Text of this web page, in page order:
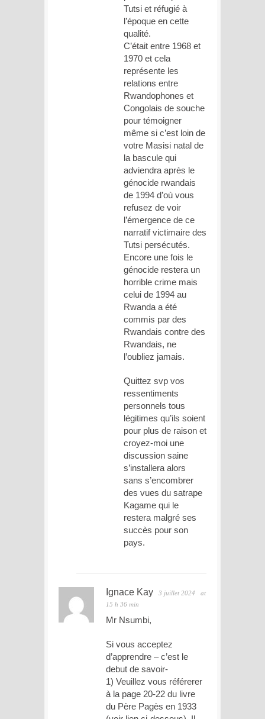
Tutsi et réfugié à
l’époque en cette
qualité.
C’était entre 1968 et
1970 et cela
représente les
relations entre
Rwandophones et
Congolais de souche
pour témoigner
même si c’est loin de
votre Masisi natal de
la bascule qui
adviendra après le
génocide rwandais
de 1994 d’où vous
refusez de voir
l’émergence de ce
narratif victimaire des
Tutsi persécutés.
Encore une fois le
génocide restera un
horrible crime mais
celui de 1994 au
Rwanda a été
commis par des
Rwandais contre des
Rwandais, ne
l’oubliez jamais.
Quittez svp vos
ressentiments
personnels tous
légitimes qu’ils soient
pour plus de raison et
croyez-moi une
discussion saine
s’installera alors
sans s’encombrer
des vues du satrape
Kagame qui le
restera malgré ses
succès pour son
pays.
Ignace Kay 3 juillet 2024
at
15 h 36 min
Mr Nsumbi,
Si vous acceptez
d’apprendre – c’est le
debut de savoir-
1) Veuillez vous référerer
à la page 20-22 du livre
du Père Pagès en 1933